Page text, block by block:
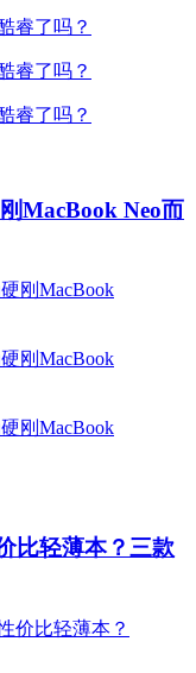
MacBook Neo而
比轻薄本？三款